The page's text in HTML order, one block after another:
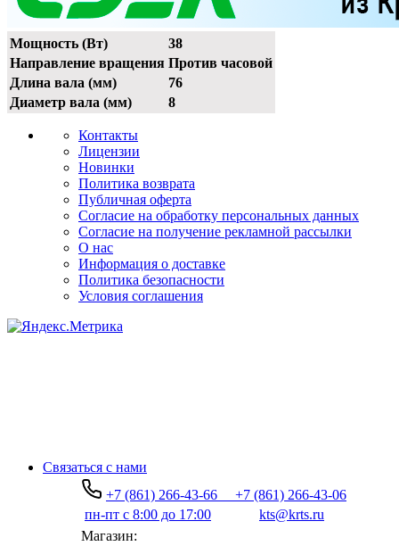
Мощность (Вт)
38
Направление вращения Против часовой
Длина вала (мм)
76
Диаметр вала (мм)
8
Контакты
Лицензии
Новинки
Политика возврата
Публичная оферта
Согласие на обработку персональных данных
Согласие на получение рекламной рассылки
О нас
Информация о доставке
Политика безопасности
Условия соглашения
Связаться с нами
+7 (861) 266-43-66
+7 (861) 266-43-06
пн-пт с 8:00 до 17:00
kts@krts.ru
Магазин: